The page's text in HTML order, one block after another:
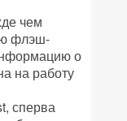
чем
флэш-
о
на работу
сперва